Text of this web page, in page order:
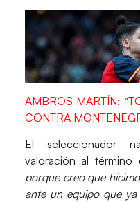
AMBROS MARTÍN:
CONTRA
El seleccionador
valoración al término
porque creo que
ante un equipo que